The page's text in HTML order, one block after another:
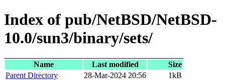
Index of pub/NetBSD/NetBSD-
10.0/sun3/binary/sets/
Name Last modified
Size
Parent Directory
28-Mar-2024 20:56
1kB